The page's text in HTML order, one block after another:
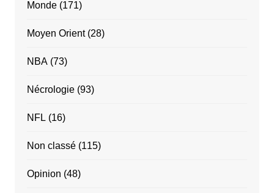
Monde(171)
Moyen Orient(28)
NBA(73)
Nécrologie(93)
NFL (16)
Non classé(115)
Opinion (48)